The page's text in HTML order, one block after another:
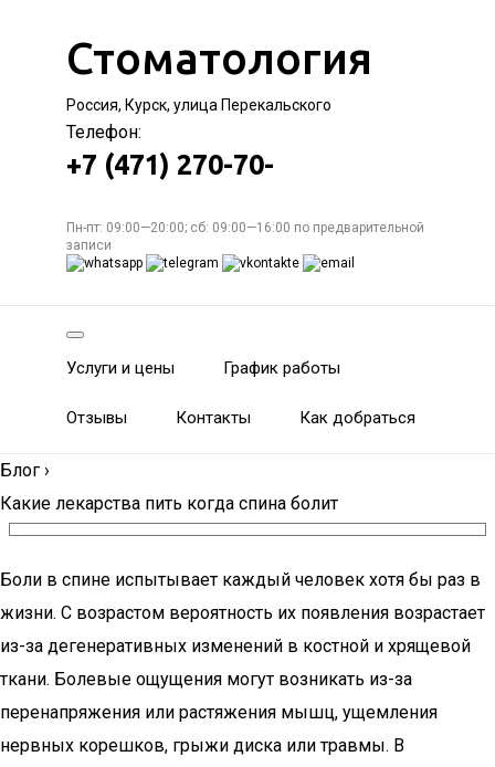
Стоматология
Россия, Курск, улица Перекальского
Телефон:
+7 (471) 270-70-
Пн-пт: 09:00—20:00; сб: 09:00—16:00 по предварительной
записи
Услуги и цены График работы
Отзывы Контакты Как добраться
Блог ›
Какие лекарства пить когда спина болит
Боли в спине испытывает каждый человек хотя бы раз в
жизни. С возрастом вероятность их появления возрастает
из-за дегенеративных изменений в костной и хрящевой
ткани. Болевые ощущения могут возникать из-за
перенапряжения или растяжения мышц, ущемления
нервных корешков, грыжи диска или травмы. В